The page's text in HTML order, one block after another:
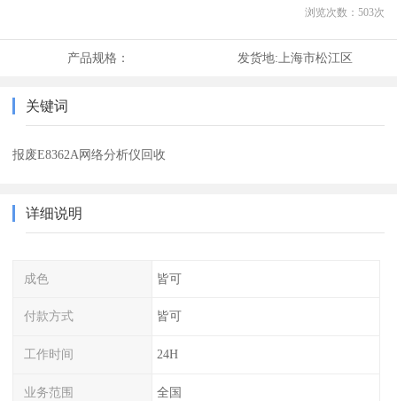
浏览次数： 503次
产品规格： 发货地:上海市松江区
关键词
报废E8362A网络分析仪回收
详细说明
成色 皆可
付款方式 皆可
工作时间 24H
业务范围 全国